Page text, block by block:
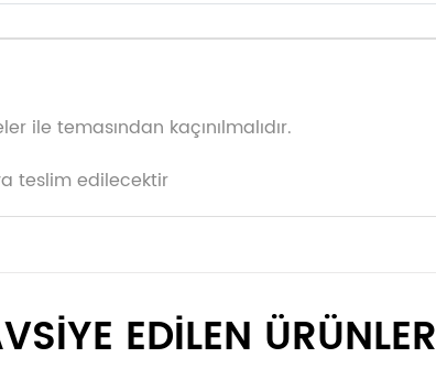
ile temasından kaçınılmalıdır.
teslim edilecektir
EDİLEN ÜRÜNLER